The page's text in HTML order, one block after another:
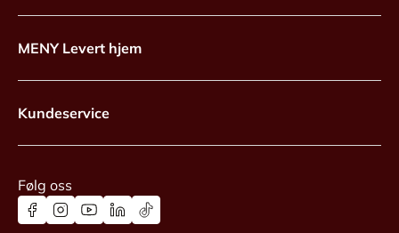
MENY Levert hjem
Kundeservice
Følg oss